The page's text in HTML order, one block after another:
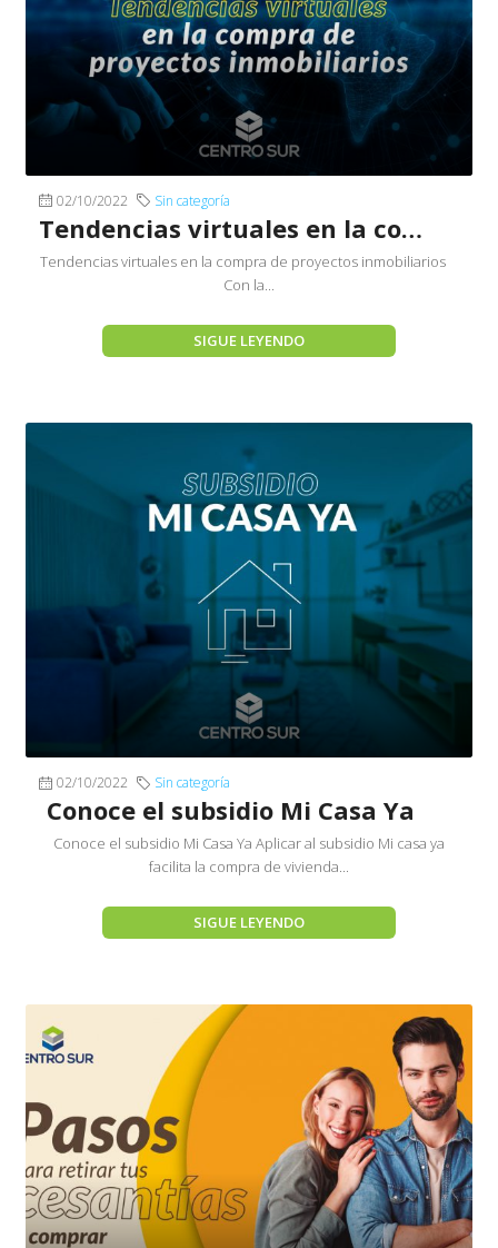
02/10/2022 Sin categoría
Tendencias virtuales en la compra de proyectos inmobiliarios
Tendencias virtuales en la compra de proyectos inmobiliarios
Con la...
SIGUE LEYENDO
02/10/2022 Sin categoría
Conoce el subsidio Mi Casa Ya
Conoce el subsidio Mi Casa Ya Aplicar al subsidio Mi casa ya
facilita la compra de vivienda...
SIGUE LEYENDO